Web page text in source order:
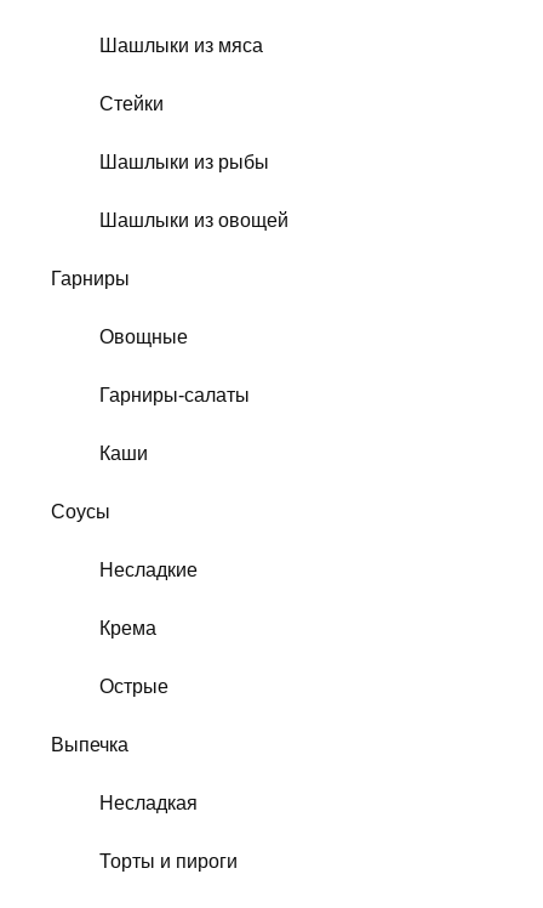
Шашлыки из мяса
Стейки
Шашлыки из рыбы
Шашлыки из овощей
Гарниры
Овощные
Гарниры-салаты
Каши
Соусы
Несладкие
Крема
Острые
Выпечка
Несладкая
Торты и пироги